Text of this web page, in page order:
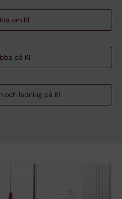
om KI
på KI
och ledning på KI